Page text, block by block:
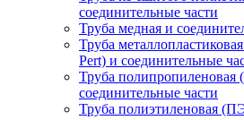
соединительные части
Труба медная и
Труба
Pert) и соединительные
Труба полипропиленовая
соединительные части
Труба полиэтиленовая